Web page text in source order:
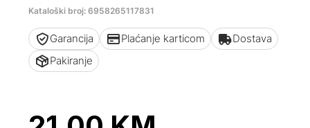
Kataloški broj: 6958265117831
Garancija Plaćanje karticom
Dostava
Pakiranje